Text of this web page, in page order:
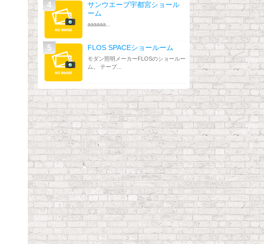
サンウエーブ宇都宮ショール
ーム
aaaaaa...
FLOS SPACEショールーム
モダン照明メーカーFLOSのショールー
ム。 テーブ...